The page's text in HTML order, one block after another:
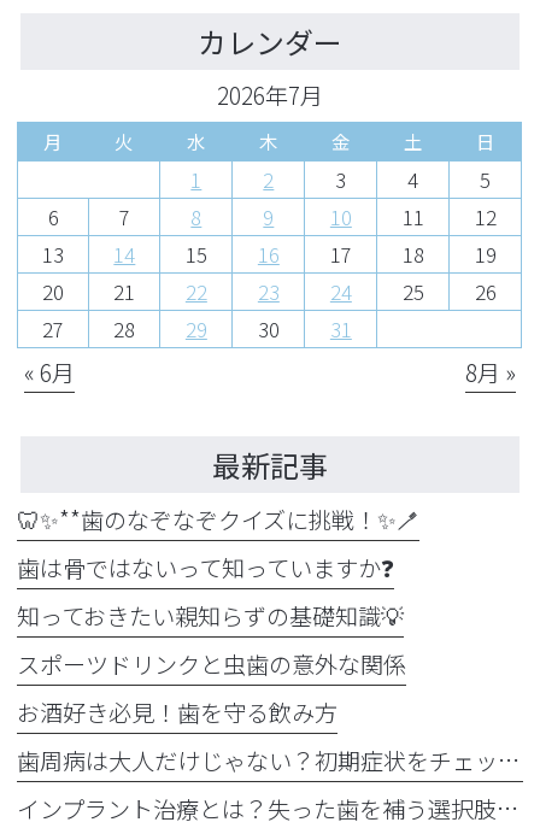
カレンダー
2026年7月
月 火 水 木 金 土 日
1 2 3 4
5
6
7 8 9 10 11
12
13
14 15 16 17 18
19
20
21 22 23 24 25
26
27
28 29 30 31
« 6月 8月 »
最新記事
🦷✨**歯のなぞなぞクイズに挑戦！✨🪥
歯は骨ではないって知っていますか❓
知っておきたい親知らずの基礎知識💡
スポーツドリンクと虫歯の意外な関係
お酒好き必見！歯を守る飲み方
歯周病は大人だけじゃない？初期症状をチェック
インプラント治療とは？失った歯を補う選択肢を正しく知りましょう！！